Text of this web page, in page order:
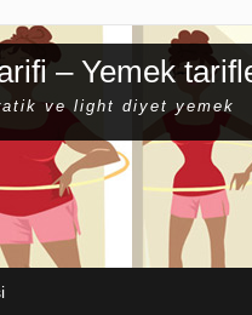
– Yemek
ve light diyet yemek